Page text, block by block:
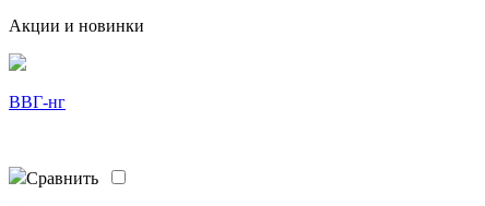
Акции и новинки
ВВГ-нг
Сравнить